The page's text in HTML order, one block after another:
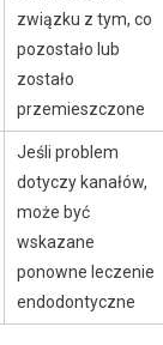
związku z tym, co
pozostało lub
zostało
przemieszczone
Jeśli problem
dotyczy kanałów,
może być
wskazane
ponowne leczenie
endodontyczne